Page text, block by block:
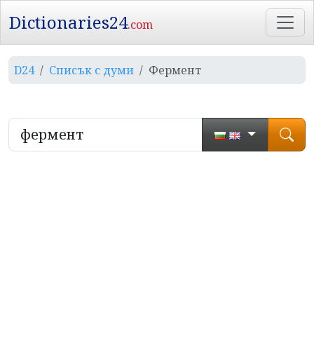
Dictionaries24.com
D24 Списък с думи Фермент